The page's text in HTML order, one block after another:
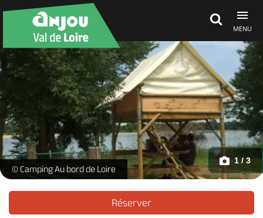
MENU
Découvrir
À voir, à faire
Agenda
Dormir, manger
Au Bord de Loire - 1 -
© Camping Au bord de Loire
1 / 3
Réserver